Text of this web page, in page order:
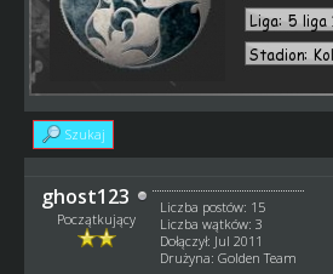
Szukaj
ghost123
Początkujący
Liczba postów: 15
Liczba wątków: 3
Dołączył: Jul 2011
Drużyna: Golden Team